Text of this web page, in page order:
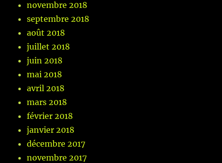
novembre 2018
septembre 2018
août 2018
juillet 2018
juin 2018
mai 2018
avril 2018
mars 2018
février 2018
janvier 2018
décembre 2017
novembre 2017